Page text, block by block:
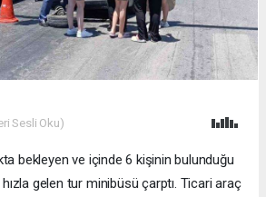
Sesli Oku)
bekleyen ve içinde 6 kişinin bulunduğu
gelen tur minibüsü çarptı. Ticari araç